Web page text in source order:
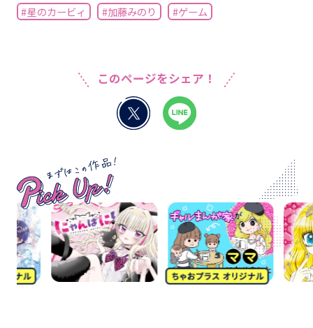
#星のカービィ #加藤みのり #ゲーム
このページをシェア！